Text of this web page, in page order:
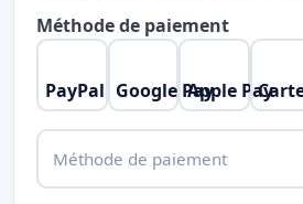
Méthode de paiement
PayPal Google PayApple Pay
Méthode de paiement